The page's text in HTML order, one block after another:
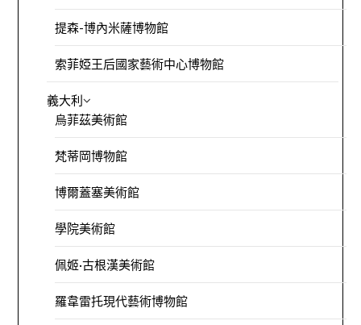
提森-博內米薩博物館
索菲婭王后國家藝術中心博物館
義大利
烏菲茲美術館
梵蒂岡博物館
博爾蓋塞美術館
學院美術館
佩姬·古根漢美術館
羅韋雷托現代藝術博物館